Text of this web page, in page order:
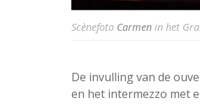
Scènefoto Carmen in het
De invulling van de
en het intermezzo met